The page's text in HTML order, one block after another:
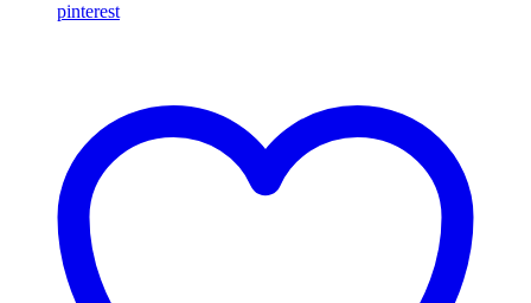
pinterest